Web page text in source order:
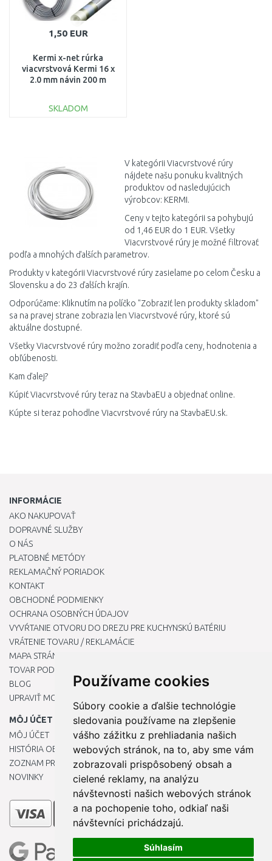
Používame cookies
Súbory cookie a ďalšie technológie
sledovania používame na zlepšenie
vášho zážitku z prehliadania našich
webových stránok, na to, aby sme vám
zobrazovali prispôsobený obsah a
cielené reklamy, na analýzu
návštevnosti našich webových stránok
a na pochopenie toho, odkiaľ naši
návštevníci prichádzajú.
Súhlasím
1,50 EUR
Kermi x-net rúrka
viacvrstvová Kermi 16 x
2.0 mm návin 200 m
SKLADOM
V kategórii Viacvrstvové rúry
nájdete našu ponuku kvalitných
produktov od nasledujúcich
výrobcov: KERMI.
Ceny v tejto kategórii sa pohybujú
od 1,46 EUR do 1 EUR. Všetky
Viacvrstvové rúry je možné filtrovať
podľa a mnohých ďalších parametrov.
Produkty v kategórii Viacvrstvové rúry zasielame po celom Česku a
Slovensku a do 23 ďalších krajín.
Odporúčame: Kliknutím na políčko "Zobraziť len produkty skladom"
sa na pravej strane zobrazia len Viacvrstvové rúry, ktoré sú
aktuálne dostupné.
Všetky Viacvrstvové rúry možno zoradiť podľa ceny, hodnotenia a
obľúbenosti.
Kam ďalej?
Kúpiť Viacvrstvové rúry teraz na StavbaEU a objednať online.
Kúpte si teraz pohodlne Viacvrstvové rúry na StavbaEU.sk.
INFORMÁCIE
AKO NAKUPOVAŤ
DOPRAVNÉ SLUŽBY
O NÁS
PLATOBNÉ METÓDY
REKLAMAČNÝ PORIADOK
KONTAKT
OBCHODNÉ PODMIENKY
OCHRANA OSOBNÝCH ÚDAJOV
VYVŔTANIE OTVORU DO DREZU PRE KUCHYNSKÚ BATÉRIU
VRÁTENIE TOVARU / REKLAMÁCIE
MAPA STRÁNOK
TOVAR PODĽA ZNAČIEK
BLOG
UPRAVIŤ MOJE PREDVOĽBY COOKIES
MÔJ ÚČET
MÔJ ÚČET
HISTÓRIA OBJEDNÁVOK
ZOZNAM PRIANÍ
NOVINKY